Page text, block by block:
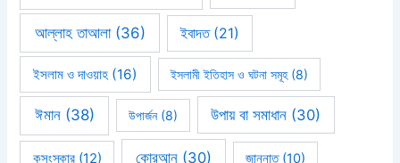
আল্লাহ তাআলা(36) ইবাদত(21)
ইসলাম ও দাওয়াহ (16) ইসলামী ইতিহাস ও ঘটনা সমূহ(8)
ঈমান(38) উপার্জন(8) উপায় বা সমাধান (30)
কুসংস্কার(12) কোরআন (30) জান্নাত(10)